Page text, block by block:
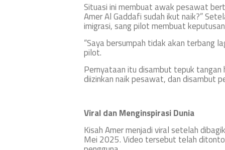
Situasi ini membuat awak pesawat
Amer Al Gaddafi sudah ikut naik?”
imigrasi, sang pilot membuat
“Saya bersumpah tidak akan terbang
pilot.
Pernyataan itu disambut tepuk tangan
diizinkan naik pesawat, dan disambut
Viral dan Menginspirasi Dunia
Kisah Amer menjadi viral setelah
Mei 2025. Video tersebut telah